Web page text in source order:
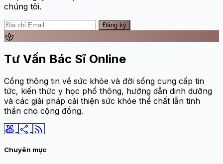
chúng tôi.
Đăng ký
spa
Tư Vấn Bác Sĩ Online
Cổng thông tin về sức khỏe và đời sống cung cấp tin
tức, kiến thức y học phổ thông, hướng dẫn dinh dưỡng
và các giải pháp cải thiện sức khỏe thể chất lẫn tinh
thần cho cộng đồng.
social_leaderboard share rss_feed
Chuyên mục